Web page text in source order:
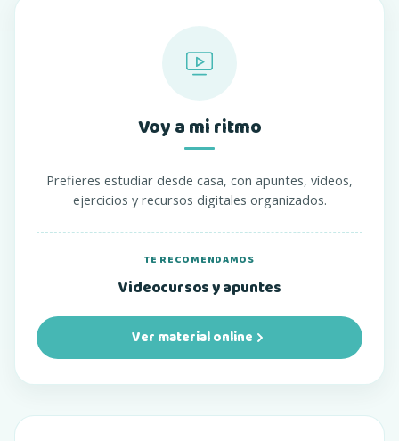
Voy a mi ritmo
Prefieres estudiar desde casa, con apuntes, vídeos,
ejercicios y recursos digitales organizados.
TE RECOMENDAMOS
Videocursos y apuntes
Ver material online